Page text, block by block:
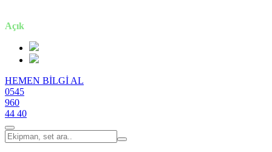
Açık
HEMEN BİLGİ AL
0545
960
44 40